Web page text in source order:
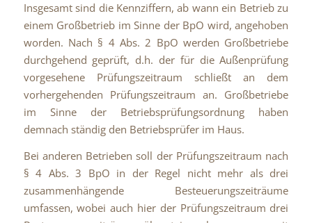
Insgesamt sind die Kennziffern, ab wann ein Betrieb zu
einem Großbetrieb im Sinne der BpO wird, angehoben
worden. Nach § 4 Abs. 2 BpO werden Großbetriebe
durchgehend geprüft, d.h. der für die Außenprüfung
vorgesehene Prüfungszeitraum schließt an dem
vorhergehenden Prüfungszeitraum an. Großbetriebe
im Sinne der Betriebsprüfungsordnung haben
demnach ständig den Betriebsprüfer im Haus.
Bei anderen Betrieben soll der Prüfungszeitraum nach
§ 4 Abs. 3 BpO in der Regel nicht mehr als drei
zusammenhängende Besteuerungszeiträume
umfassen, wobei auch hier der Prüfungszeitraum drei